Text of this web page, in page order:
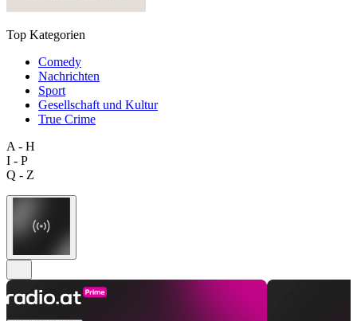
Top Kategorien
Comedy
Nachrichten
Sport
Gesellschaft und Kultur
True Crime
A - H
I - P
Q - Z